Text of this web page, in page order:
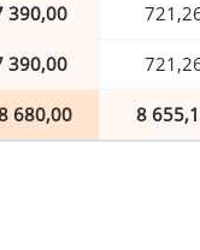
390,00
390,00
680,00 8